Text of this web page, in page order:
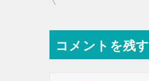
ナ
ビ
コメントを残す